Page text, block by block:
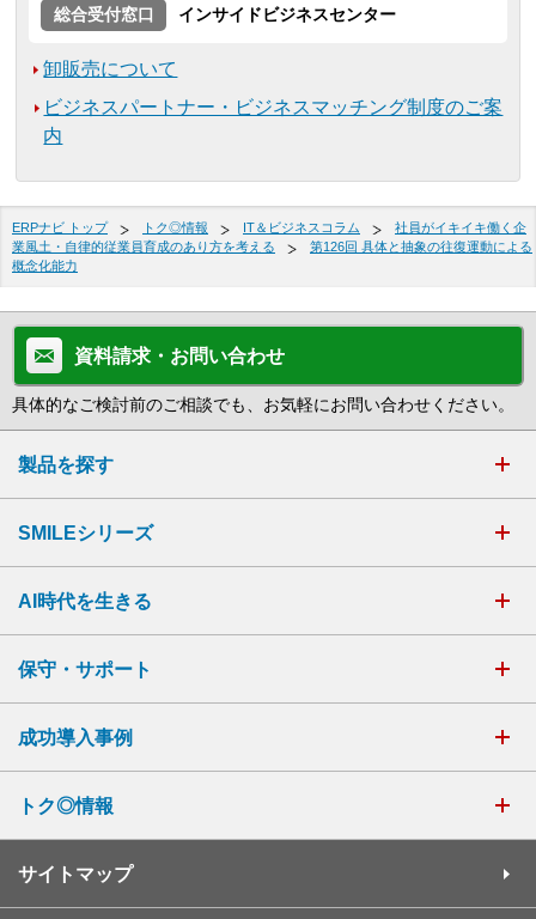
総合受付窓口
インサイドビジネスセンター
卸販売について
ビジネスパートナー・ビジネスマッチング制度のご案
内
ERPナビ トップ トク◎情報 IT＆ビジネスコラム
社員がイキイキ働く企
業風土・自律的従業員育成のあり方を考える
第126回 具体と抽象の往復運動による
概念化能力
資料請求・お問い合わせ
具体的なご検討前のご相談でも、お気軽にお問い合わせください。
製品を探す
SMILEシリーズ
AI時代を生きる
保守・サポート
成功導入事例
トク◎情報
サイトマップ